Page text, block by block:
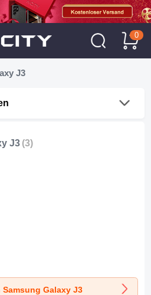
0
J3
J3 (3)
Samsung Galaxy J3